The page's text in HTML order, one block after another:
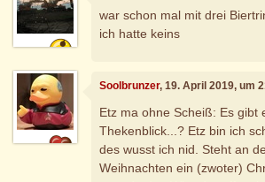
war schon mal mit drei
ich hatte keins
Soolbrunzer, 19. April 2019, um
Etz ma ohne Scheiß: Es gibt
Thekenblick...? Etz bin ich
des wusst ich nid. Steht an
Weihnachten ein (zwoter)